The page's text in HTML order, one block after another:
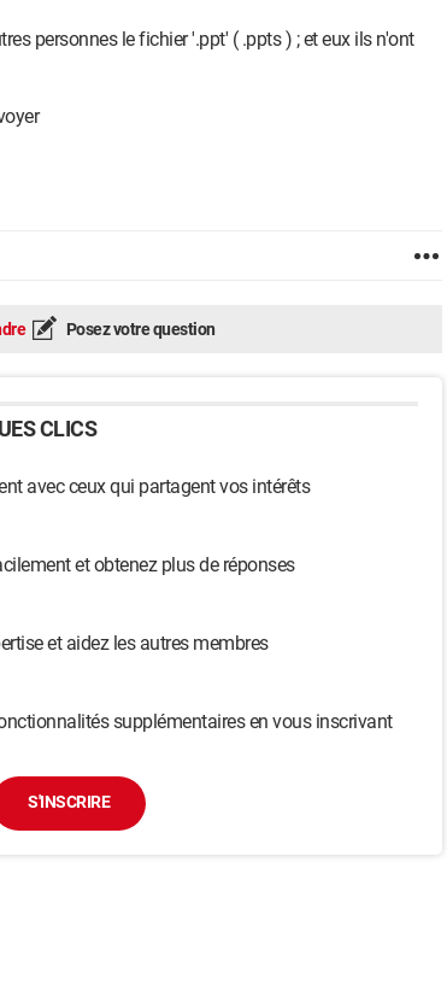
personnes le fichier '.ppt' ( .ppts ) ; et eux ils n'ont
Posez votre question
CLICS
avec ceux qui partagent vos intérêts
et obtenez plus de réponses
et aidez les autres membres
supplémentaires en vous inscrivant
S'INSCRIRE